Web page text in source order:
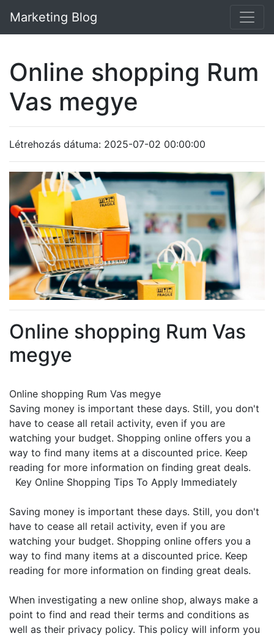
Marketing Blog
Online shopping Rum
Vas megye
Létrehozás dátuma: 2025-07-02 00:00:00
Online shopping Rum Vas
megye
Online shopping Rum Vas megye
Saving money is important these days. Still, you don't
have to cease all retail activity, even if you are
watching your budget. Shopping online offers you a
way to find many items at a discounted price. Keep
reading for more information on finding great deals.
Key Online Shopping Tips To Apply Immediately
Saving money is important these days. Still, you don't
have to cease all retail activity, even if you are
watching your budget. Shopping online offers you a
way to find many items at a discounted price. Keep
reading for more information on finding great deals.
When investigating a new online shop, always make a
point to find and read their terms and conditions as
well as their privacy policy. This policy will inform you